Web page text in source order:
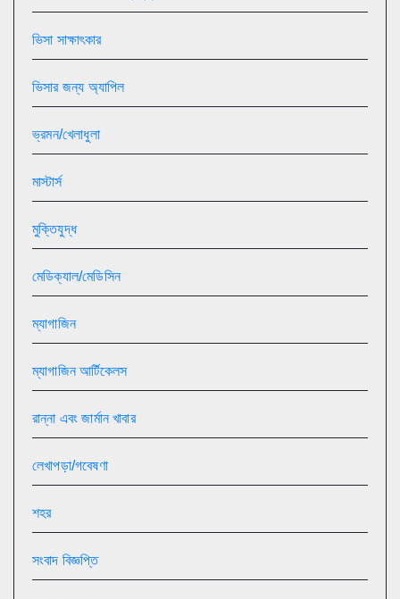
ভিসা সাক্ষাৎকার
ভিসার জন্য অ্যাপিল
ভ্রমন/খেলাধুলা
মাস্টার্স
মুক্তিযুদ্ধ
মেডিক্যাল/মেডিসিন
ম্যাগাজিন
ম্যাগাজিন আর্টিকেলস
রান্না এবং জার্মান খাবার
লেখাপড়া/গবেষণা
শহর
সংবাদ বিজ্ঞপ্তি